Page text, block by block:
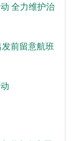
全力维护治
前留意航班